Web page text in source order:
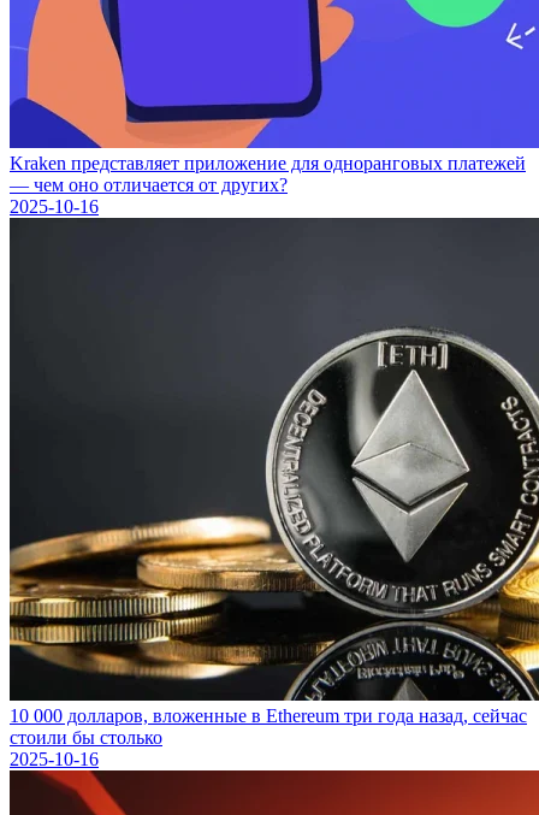
Kraken представляет приложение для одноранговых платежей
— чем оно отличается от других?
2025-10-16
10 000 долларов, вложенные в Ethereum три года назад, сейчас
стоили бы столько
2025-10-16